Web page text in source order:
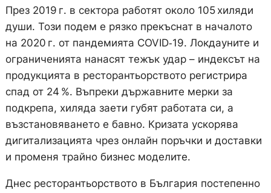
През 2019 г. в сектора работят около 105 хиляди
души. Този подем е рязко прекъснат в началото
на 2020 г. от пандемията COVID‑19. Локдауните и
ограниченията нанасят тежък удар – индексът на
продукцията в ресторантьорството регистрира
спад от 24 %. Въпреки държавните мерки за
подкрепа, хиляда заети губят работата си, а
възстановяването е бавно. Кризата ускорява
дигитализацията чрез онлайн поръчки и доставки
и променя трайно бизнес моделите.
Днес ресторантьорството в България постепенно